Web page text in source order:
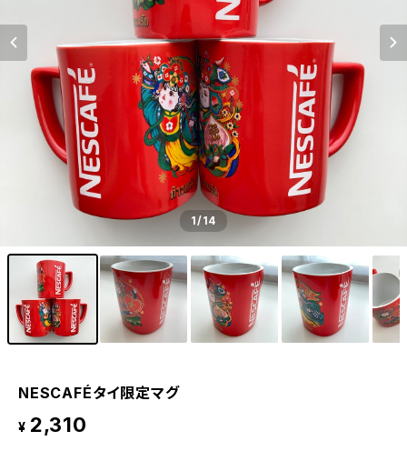
1/14
NESCAFÉタイ限定マグ
¥ 2,310